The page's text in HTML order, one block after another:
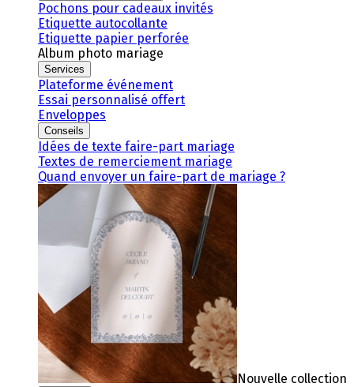
Pochons pour cadeaux invités
Etiquette autocollante
Etiquette papier perforée
Album photo mariage
Services
Plateforme événement
Essai personnalisé offert
Enveloppes
Conseils
Idées de texte faire-part mariage
Textes de remerciement mariage
Quand envoyer un faire-part de mariage ?
Nouvelle collection